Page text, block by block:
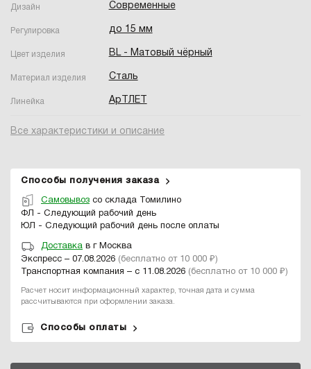
Дизайн Современные
Регулировка до 15 мм
Цвет изделия BL - Матовый чёрный
Материал изделия Сталь
Линейка АрТЛЕТ
Все характеристики и описание
Способы получения заказа
Самовывоз со склада Томилино
ФЛ - Следующий рабочий день
ЮЛ - Следующий рабочий день после оплаты
Доставка в г Москва
Экспресс – 07.08.2026 (бесплатно от 10 000 ₽)
Транспортная компания – с 11.08.2026 (бесплатно от 10 000 ₽)
Расчет носит информационный характер, точная дата и сумма
рассчитываются при оформлении заказа.
Способы оплаты